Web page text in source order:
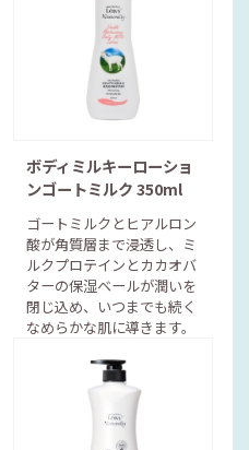
ボディミルキーローショ
ンゴートミルク 350ml
ゴートミルクとヒアルロン
酸が角質層まで浸透し、ミ
ルクプロテインとカカオバ
ターの保湿ベールが潤いを
閉じ込め、いつまでも続く
なめらかな肌に導きます。